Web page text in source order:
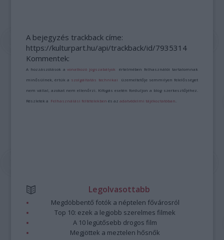
A bejegyzés trackback címe:
https://kulturpart.hu/api/trackback/id/7935314
Kommentek:
A hozzászólások avonatkozó jogszabályok értelmében felhasználói tartalomnak
minősülnek, értük a szolgáltatás technikai üzemeltetője semmilyen felelősséget
nem vállal, azokat nem ellenőrzi. Kifogás esetén forduljon a blog szerkesztőjéhez.
Részletek a Felhasználási feltételekben és azadatvédelmi tájékoztatóban
Legolvasottabb
Megdöbbentő fotók a néptelen fővárosról
Top 10: ezek a legjobb szerelmes filmek
A 10 legütősebb drogos film
Megjöttek a meztelen hősnők